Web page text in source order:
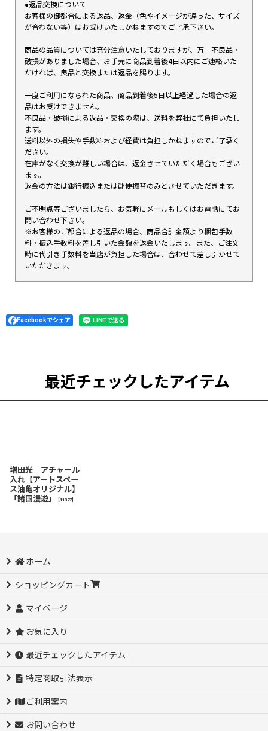
●返品交換について
お客様の御都合による返品、返金（色やイメージが違った、サイズ
が合わない等）はお受けいたしかねますのでご了承下さい。
商品の品質については充分注意いたしておりますが、万一不良品・
破損がありました場合、お手元に商品到着後4日以内にご連絡いた
だければ、良品と交換または返品を賜ります。
一度ご利用になられた商品、商品到着後5日以上経過した場合の返
品はお受けできません。
不良品・破損による返品・交換の際は、送料を弊社にて負担いたし
ます。
送料以外の損失や手数料および経費は負担しかねますのでご了承く
ださい。
在庫がなく交換が難しい場合は、返金させていただく場合もござい
ます。
返金の方法は銀行振込または郵便振替のみとさせていただきます。
ご不明点等ございましたら、お気軽にメールもしくはお電話にてお
問い合わせ下さい。
※お客様のご都合による返品の場合、商品合計金額より梱包手数
料・振込手数料を差し引いた金額を返金いたします。また、ご注文
時に代引き手数料を当店が負担した場合は、合わせて差し引かせて
いただきます。
Facebookでシェア
最近チェックしたアイテム
増田光 アチャール
入れ【アートスペー
ス油亀オリジナル】
「諸国漫遊」
11327
ホーム
ショッピングカート
マイページ
お気に入り
最近チェックしたアイテム
特定商取引法表示
ご利用案内
お問い合わせ